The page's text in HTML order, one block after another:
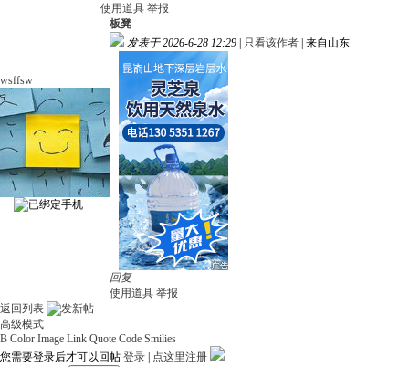
使用道具 举报
wsffsw
板凳
发表于 2026-6-28 12:29
只看该作者 来自山东
回复
使用道具 举报
返回列表
高级模式
B Color Image Link Quote Code Smilies
您需要登录后才可以回帖 登录
点这里注册